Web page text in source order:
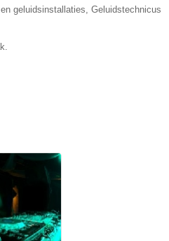
geluidsinstallaties, Geluidstechnicus